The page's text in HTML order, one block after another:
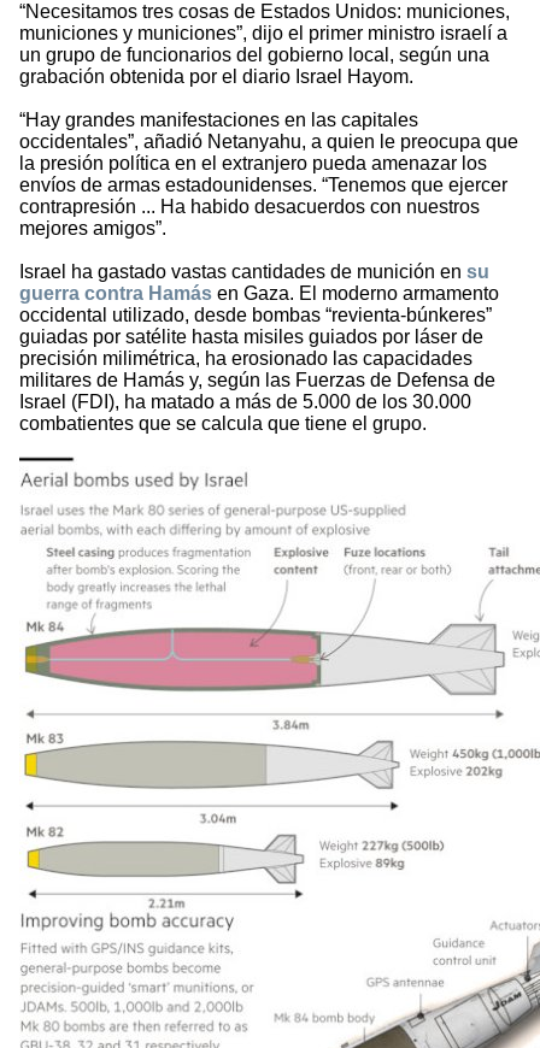
“Necesitamos tres cosas de Estados Unidos: municiones,
municiones y municiones”, dijo el primer ministro israelí a
un grupo de funcionarios del gobierno local, según una
grabación obtenida por el diario Israel Hayom.
“Hay grandes manifestaciones en las capitales
occidentales”, añadió Netanyahu, a quien le preocupa que
la presión política en el extranjero pueda amenazar los
envíos de armas estadounidenses. “Tenemos que ejercer
contrapresión ... Ha habido desacuerdos con nuestros
mejores amigos”.
Israel ha gastado vastas cantidades de munición en su
guerra contra Hamás en Gaza. El moderno armamento
occidental utilizado, desde bombas “revienta-búnkeres”
guiadas por satélite hasta misiles guiados por láser de
precisión milimétrica, ha erosionado las capacidades
militares de Hamás y, según las Fuerzas de Defensa de
Israel (FDI), ha matado a más de 5.000 de los 30.000
combatientes que se calcula que tiene el grupo.